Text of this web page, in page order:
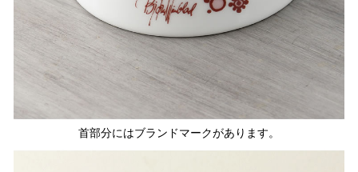
首部分にはブランドマークがあります。